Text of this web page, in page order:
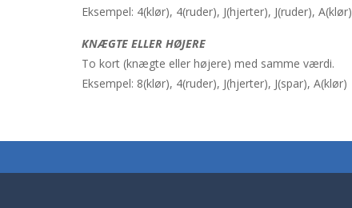
Eksempel: 4(klør), 4(ruder), J(hjerter), J(ruder), A(klør)
KNÆGTE ELLER HØJERE
To kort (knægte eller højere) med samme værdi.
Eksempel: 8(klør), 4(ruder), J(hjerter), J(spar), A(klør)